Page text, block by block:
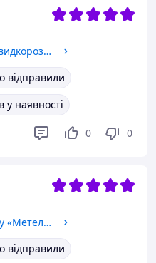
Ремінь ArtX Cobra койот із швидкороз'ємною пряжкою 330-2
відправили
у наявності
0 0
Подушка ортопедична Beauty «Метелик» з ефектом пам яті для підтримки шиї та плечей, синьо-біла, 62×41×13/11 см, 1.2 кг KT8001203
відправили